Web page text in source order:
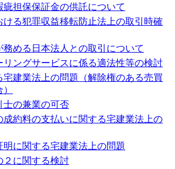
担保保証金の供託について
ける犯罪収益移転防止法上の取引時確
める日本法人との取引について
リングサービスに係る適法性等の検討
建業法上の問題（解除権のある売買
士の兼業の可否
成約料の支払いに関する宅建業法上の
に関する宅建業法上の問題
２に関する検討